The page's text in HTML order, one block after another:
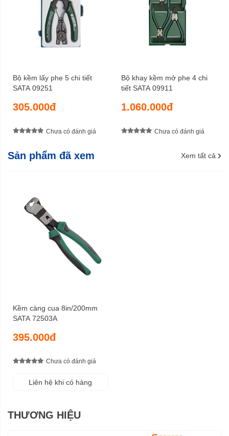
Bộ kềm lấy phe 5 chi tiết
SATA 09251
305.000đ
Chưa có đánh giá
Bộ khay kềm mở phe 4 chi
tiết SATA 09911
1.060.000đ
Chưa có đánh giá
Sản phẩm đã xem Xem tất cả
Kềm càng cua 8in/200mm
SATA 72503A
395.000đ
Chưa có đánh giá
Liên hệ khi có hàng
THƯƠNG HIỆU